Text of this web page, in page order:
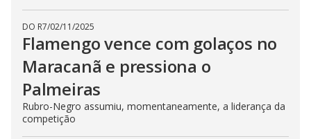
DO R7/02/11/2025
Flamengo vence com golaços no
Maracanã e pressiona o
Palmeiras
Rubro-Negro assumiu, momentaneamente, a liderança da
competição